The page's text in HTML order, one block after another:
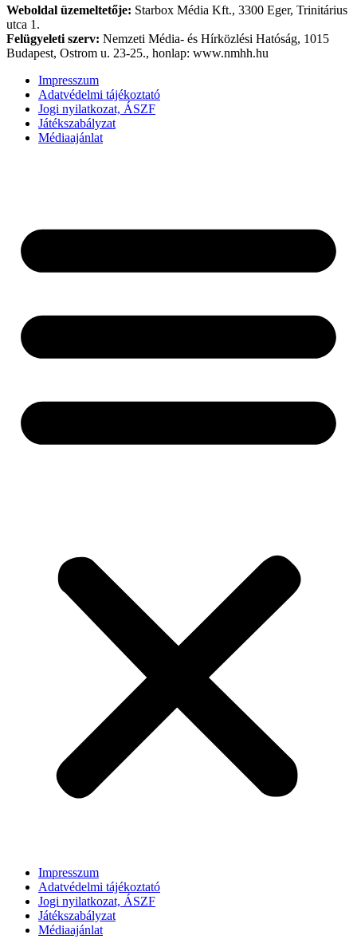
Weboldal üzemeltetője: Starbox Média Kft., 3300 Eger, Trinitárius
utca 1.
Felügyeleti szerv: Nemzeti Média- és Hírközlési Hatóság, 1015
Budapest, Ostrom u. 23-25., honlap: www.nmhh.hu
Impresszum
Adatvédelmi tájékoztató
Jogi nyilatkozat, ÁSZF
Játékszabályzat
Médiaajánlat
Impresszum
Adatvédelmi tájékoztató
Jogi nyilatkozat, ÁSZF
Játékszabályzat
Médiaajánlat